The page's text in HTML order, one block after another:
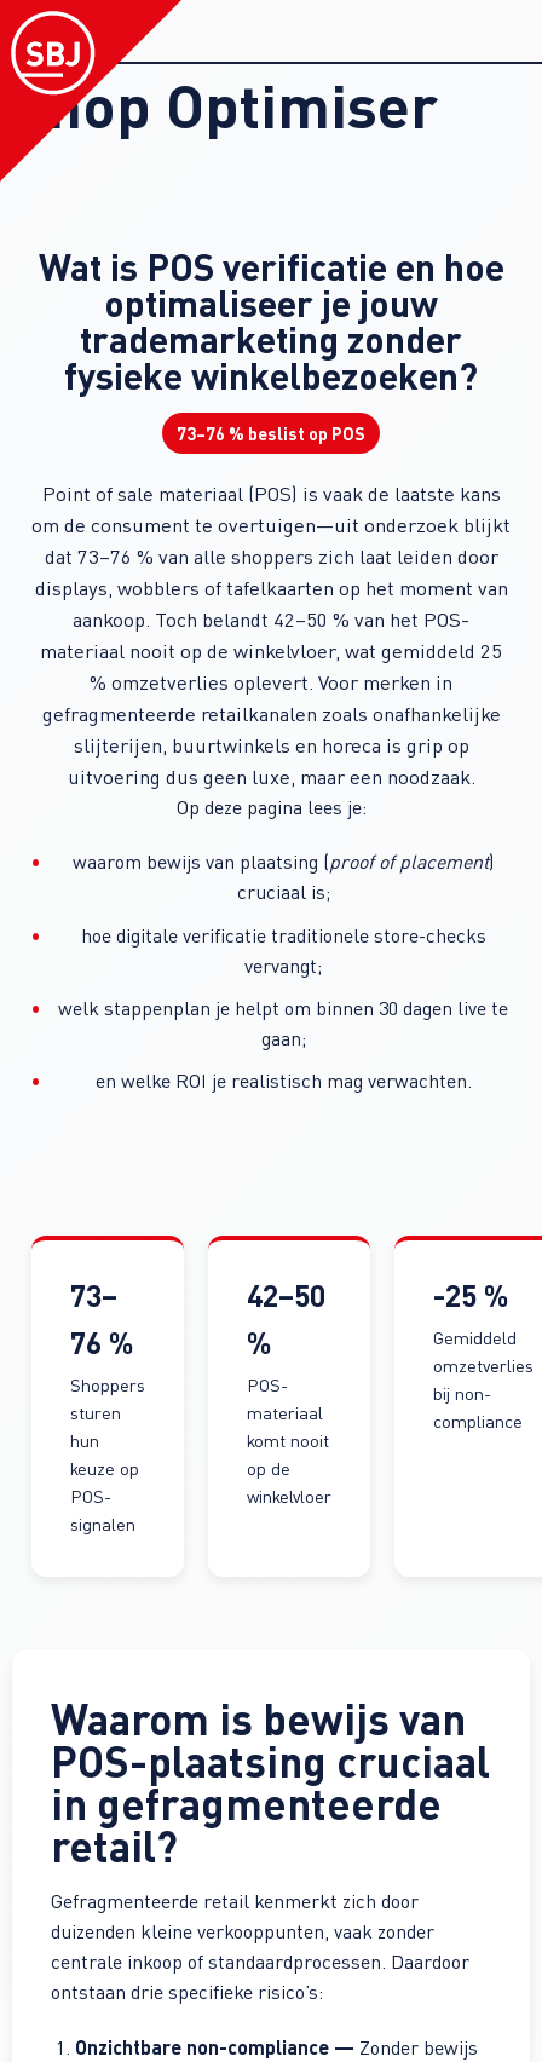
Shop Optimiser
Wat is POS verificatie en hoe
optimaliseer je jouw
trademarketing zonder
fysieke winkelbezoeken?
73–76 % beslist op POS
Point of sale materiaal (POS) is vaak de laatste kans
om de consument te overtuigen—uit onderzoek blijkt
dat 73–76 % van alle shoppers zich laat leiden door
displays, wobblers of tafelkaarten op het moment van
aankoop. Toch belandt 42–50 % van het POS-
materiaal nooit op de winkelvloer, wat gemiddeld 25
% omzetverlies oplevert. Voor merken in
gefragmenteerde retailkanalen zoals onafhankelijke
slijterijen, buurtwinkels en horeca is grip op
uitvoering dus geen luxe, maar een noodzaak.
Op deze pagina lees je:
waarom bewijs van plaatsing (proof of placement)
cruciaal is;
hoe digitale verificatie traditionele store-checks
vervangt;
welk stappenplan je helpt om binnen 30 dagen live te
gaan;
en welke ROI je realistisch mag verwachten.
73–
76 %
Shoppers
sturen
hun
keuze op
POS-
signalen
42–50
%
POS-
materiaal
komt nooit
op de
winkelvloer
-25 %
Gemiddeld
omzetverlies
bij non-
compliance
Waarom is bewijs van
POS-plaatsing cruciaal
in gefragmenteerde
retail?
Gefragmenteerde retail kenmerkt zich door
duizenden kleine verkooppunten, vaak zonder
centrale inkoop of standaardprocessen. Daardoor
ontstaan drie specifieke risico’s:
Onzichtbare non-compliance — Zonder bewijs